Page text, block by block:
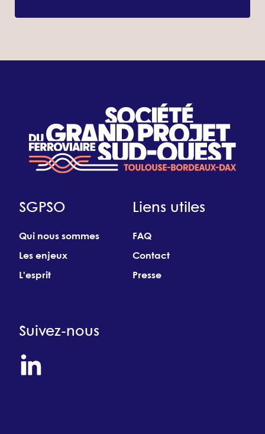
SGPSO
Qui nous sommes
Les enjeux
L'esprit
Liens utiles
FAQ
Contact
Presse
Suivez-nous